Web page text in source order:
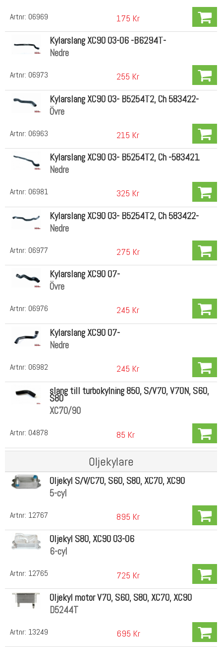
Artnr: 06969 175 Kr
Artnr: 06973
Kylarslang XC90 03-06 -B6294T-
Nedre
255 Kr
Artnr: 06963
Kylarslang XC90 03- B5254T2, Ch 583422-
Övre
215 Kr
Artnr: 06981
Kylarslang XC90 03- B5254T2, Ch -583421
Nedre
325 Kr
Artnr: 06977
Kylarslang XC90 03- B5254T2, Ch 583422-
Nedre
275 Kr
Artnr: 06976
Kylarslang XC90 07-
Övre
245 Kr
Artnr: 06982
Kylarslang XC90 07-
Nedre
245 Kr
Artnr: 04878
slang till turbokylning 850, S/V70, V70N, S60,
S80
XC70/90
85 Kr
Oljekylare
Artnr: 12767
Oljekyl S/V/C70, S60, S80, XC70, XC90
5-cyl
895 Kr
Artnr: 12765
Oljekyl S80, XC90 03-06
6-cyl
725 Kr
Artnr: 13249
Oljekyl motor V70, S60, S80, XC70, XC90
D5244T
695 Kr